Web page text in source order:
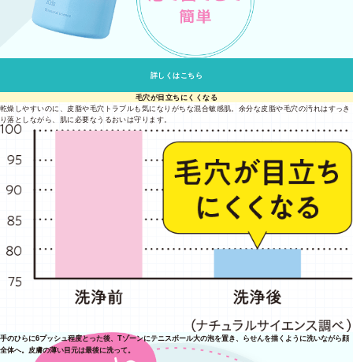
詳しくはこちら
毛穴が目立ちにくくなる
乾燥しやすいのに、皮脂や毛穴トラブルも気になりがちな混合敏感肌。余分な皮脂や毛穴の汚れはすっき
り落としながら、肌に必要なうるおいは守ります。
手のひらに6プッシュ程度とった後、Tゾーンにテニスボール大の泡を置き、らせんを描くように洗いながら顔
全体へ。皮膚の薄い目元は最後に洗って。